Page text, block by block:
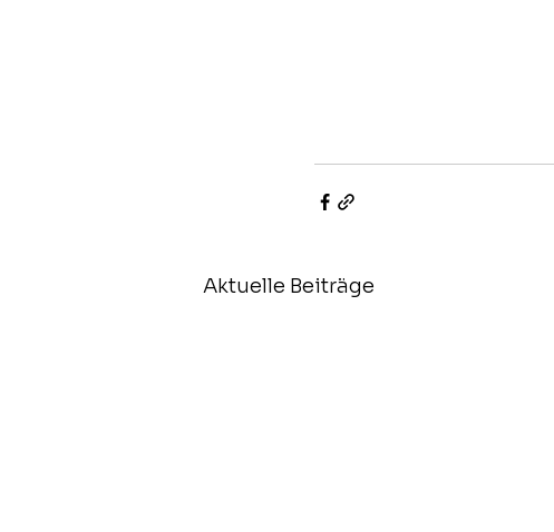
Aktuelle Beiträge